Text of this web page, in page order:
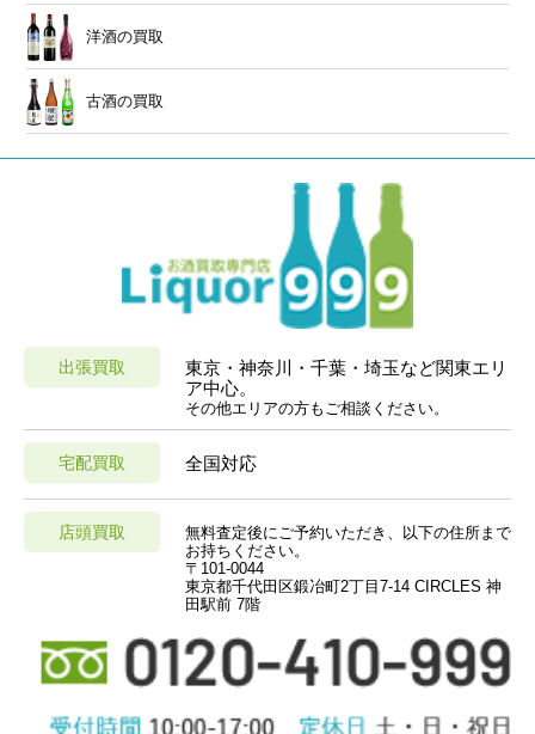
洋酒の買取
古酒の買取
出張買取
東京・神奈川・千葉・埼玉など関東エリ
ア中心。
その他エリアの方もご相談ください。
宅配買取 全国対応
店頭買取
無料査定後にご予約いただき、以下の住所まで
お持ちください。
〒101-0044
東京都千代田区鍛冶町2丁目7-14 CIRCLES 神
田駅前 7階